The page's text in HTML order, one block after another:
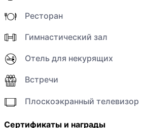
Ресторан
Гимнастический зал
Отель для некурящих
Встречи
Плоскоэкранный телевизор
Сертификаты и награды